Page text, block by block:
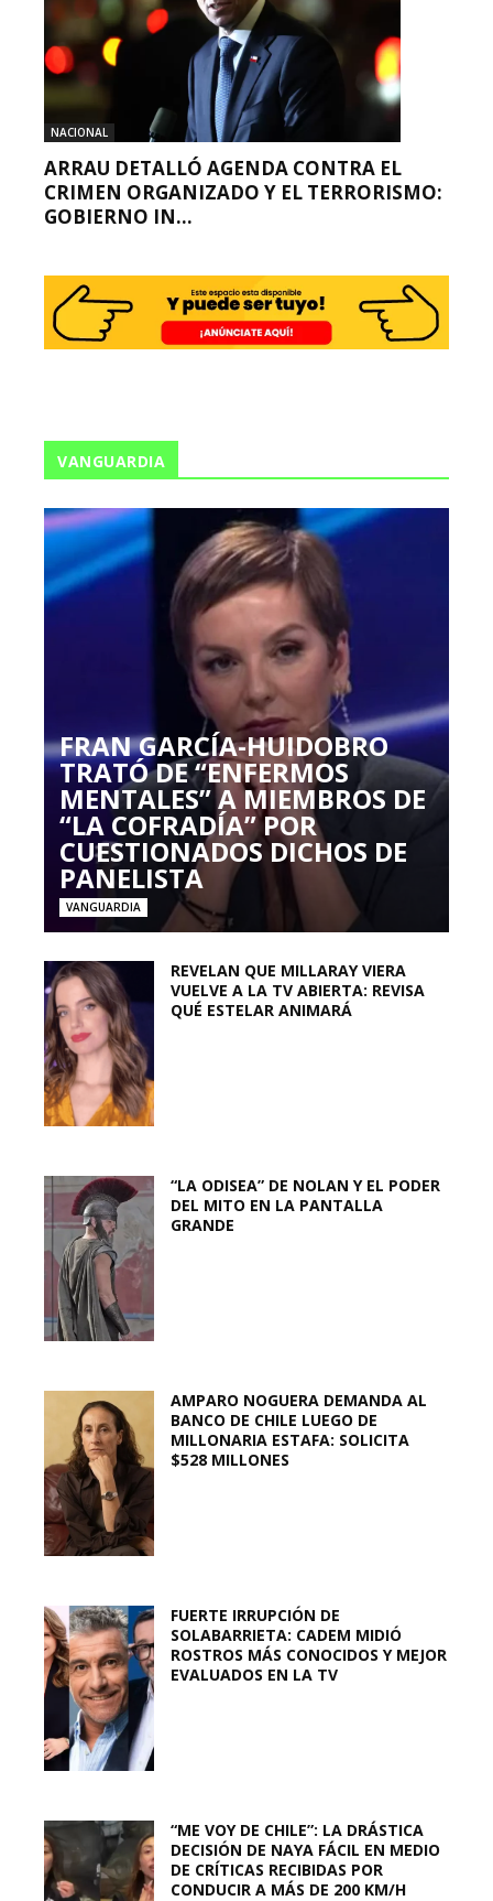
NACIONAL
ARRAU DETALLÓ AGENDA CONTRA EL
CRIMEN ORGANIZADO Y EL TERRORISMO:
GOBIERNO IN...
VANGUARDIA
FRAN GARCÍA-HUIDOBRO
TRATÓ DE “ENFERMOS
MENTALES” A MIEMBROS DE
“LA COFRADÍA” POR
CUESTIONADOS DICHOS DE
PANELISTA
VANGUARDIA
REVELAN QUE MILLARAY VIERA
VUELVE A LA TV ABIERTA: REVISA
QUÉ ESTELAR ANIMARÁ
“LA ODISEA” DE NOLAN Y EL PODER
DEL MITO EN LA PANTALLA
GRANDE
AMPARO NOGUERA DEMANDA AL
BANCO DE CHILE LUEGO DE
MILLONARIA ESTAFA: SOLICITA
$528 MILLONES
FUERTE IRRUPCIÓN DE
SOLABARRIETA: CADEM MIDIÓ
ROSTROS MÁS CONOCIDOS Y MEJOR
EVALUADOS EN LA TV
“ME VOY DE CHILE”: LA DRÁSTICA
DECISIÓN DE NAYA FÁCIL EN MEDIO
DE CRÍTICAS RECIBIDAS POR
CONDUCIR A MÁS DE 200 KM/H